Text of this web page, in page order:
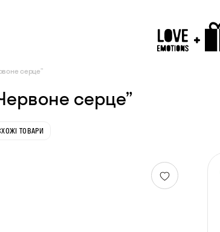
серце”
серце”
ТОВАРИ